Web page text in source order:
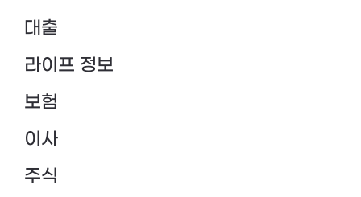
대출
라이프 정보
보험
이사
주식